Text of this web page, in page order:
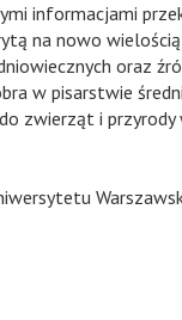
informacjami
na nowo
oraz
w pisarstwie
zwierząt i przyrody